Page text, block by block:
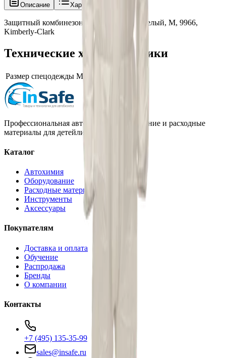
Описание Характеристики
Защитный комбинезон Kleenguard А45, белый, M, 9966,
Kimberly-Clark
Технические характеристики
Размер спецодежды M
Профессиональная автохимия, оборудование и расходные
материалы для детейлинга.
Каталог
Автохимия
Оборудование
Расходные материалы
Инструменты
Аксессуары
Покупателям
Доставка и оплата
Обучение
Распродажа
Бренды
О компании
Контакты
+7 (495) 135-35-99
sales@insafe.ru